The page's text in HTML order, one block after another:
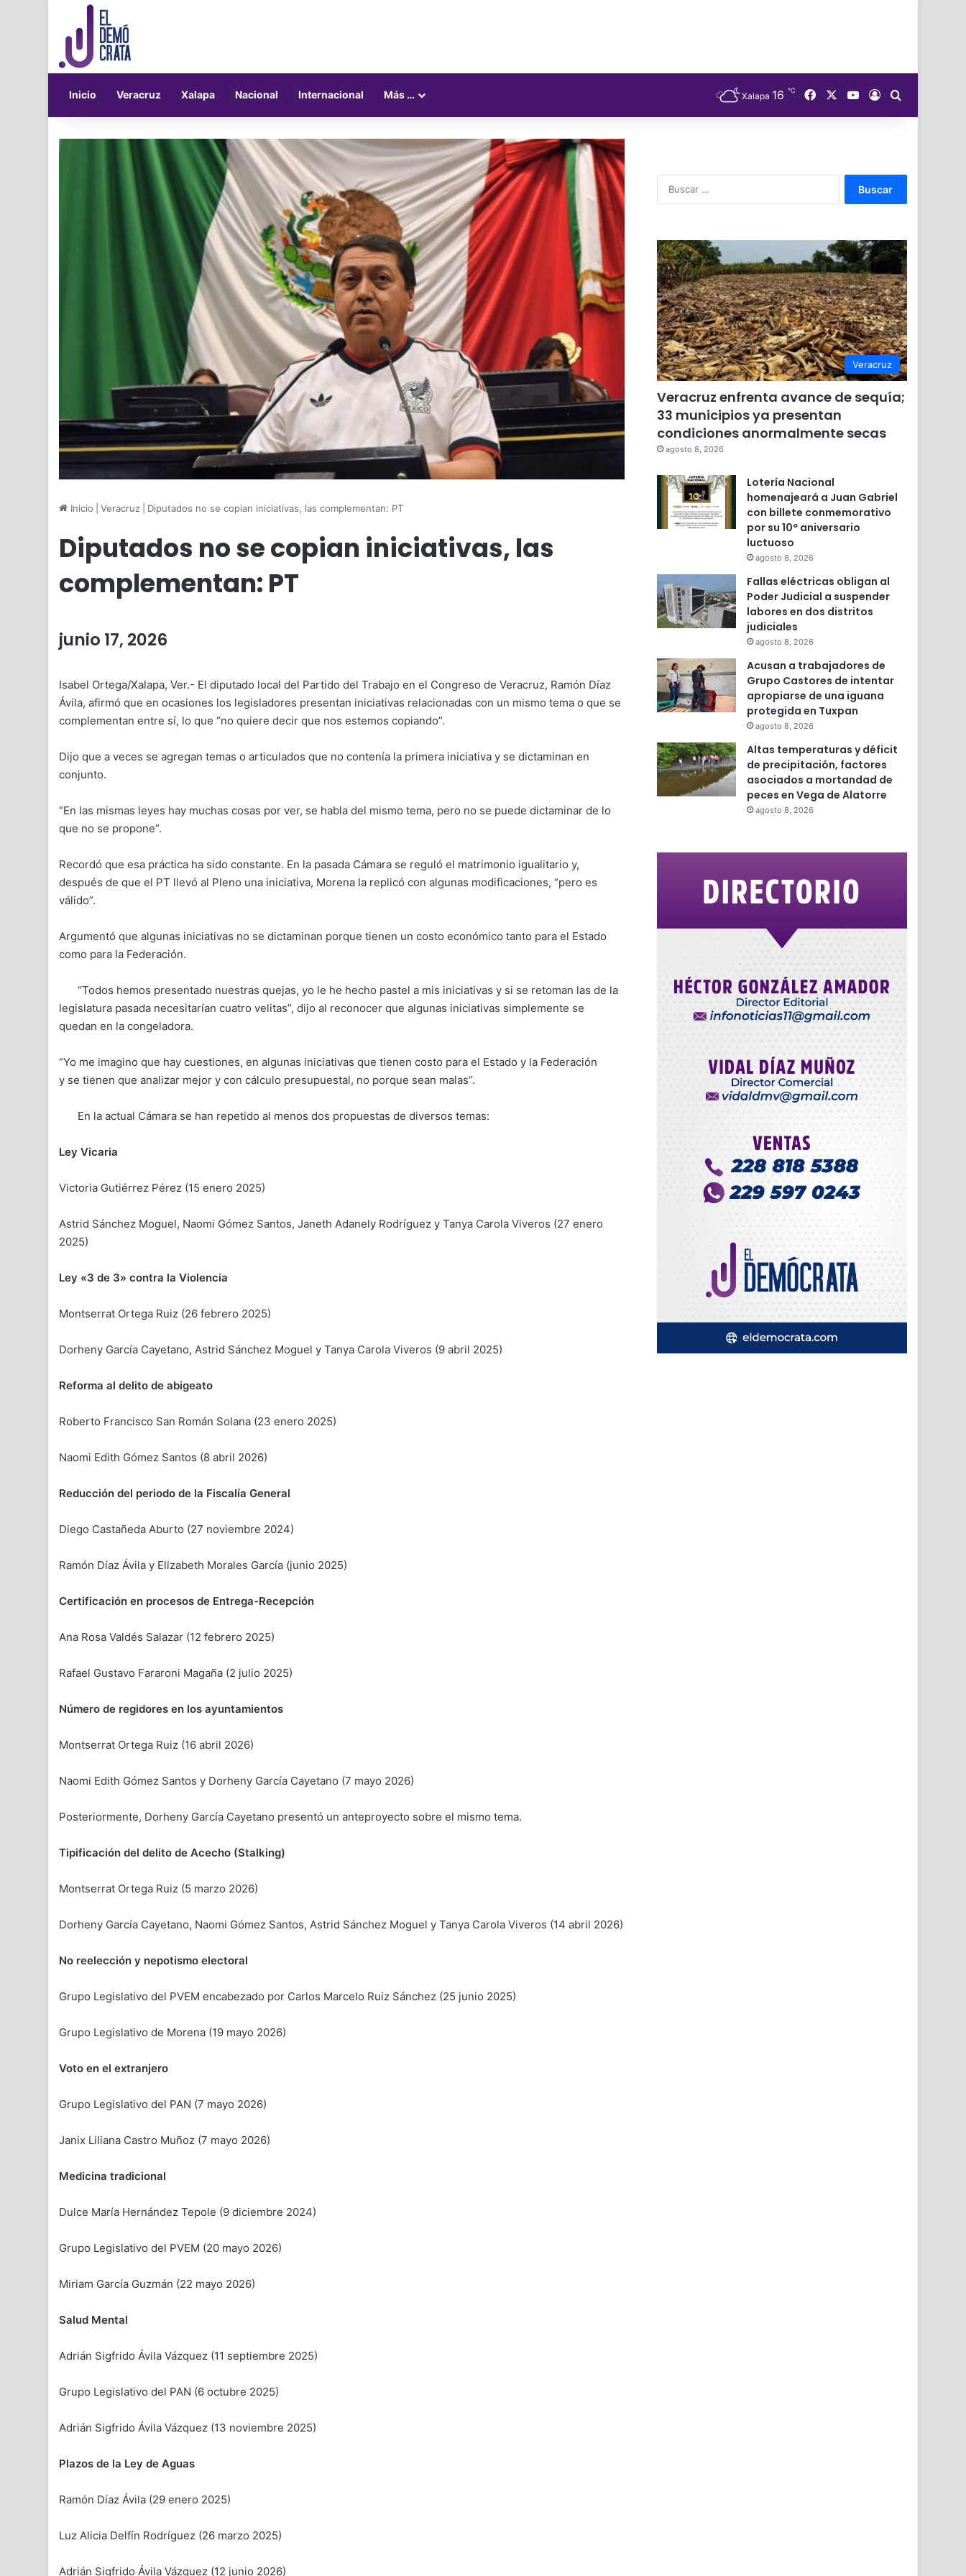
Inicio Veracruz Xalapa Nacional Internacional Más … Xalapa 16 ℃ FacebookYouTube
Acceso
Inicio Veracruz Diputados no se copian iniciativas, las complementan: PT
Diputados no se copian iniciativas, las
complementan: PT
junio 17, 2026
Isabel Ortega/Xalapa, Ver.- El diputado local del Partido del Trabajo en el Congreso de Veracruz, Ramón Díaz
Ávila, afirmó que en ocasiones los legisladores presentan iniciativas relacionadas con un mismo tema o que se
complementan entre sí, lo que “no quiere decir que nos estemos copiando”.
Dijo que a veces se agregan temas o articulados que no contenía la primera iniciativa y se dictaminan en
conjunto.
“En las mismas leyes hay muchas cosas por ver, se habla del mismo tema, pero no se puede dictaminar de lo
que no se propone”.
Recordó que esa práctica ha sido constante. En la pasada Cámara se reguló el matrimonio igualitario y,
después de que el PT llevó al Pleno una iniciativa, Morena la replicó con algunas modificaciones, “pero es
válido”.
Argumentó que algunas iniciativas no se dictaminan porque tienen un costo económico tanto para el Estado
como para la Federación.
“Todos hemos presentado nuestras quejas, yo le he hecho pastel a mis iniciativas y si se retoman las de la
legislatura pasada necesitarían cuatro velitas”, dijo al reconocer que algunas iniciativas simplemente se
quedan en la congeladora.
“Yo me imagino que hay cuestiones, en algunas iniciativas que tienen costo para el Estado y la Federación
y se tienen que analizar mejor y con cálculo presupuestal, no porque sean malas”.
En la actual Cámara se han repetido al menos dos propuestas de diversos temas:
Ley Vicaria
Victoria Gutiérrez Pérez (15 enero 2025)
Astrid Sánchez Moguel, Naomi Gómez Santos, Janeth Adanely Rodríguez y Tanya Carola Viveros (27 enero
2025)
Ley «3 de 3» contra la Violencia
Montserrat Ortega Ruiz (26 febrero 2025)
Dorheny García Cayetano, Astrid Sánchez Moguel y Tanya Carola Viveros (9 abril 2025)
Reforma al delito de abigeato
Roberto Francisco San Román Solana (23 enero 2025)
Naomi Edith Gómez Santos (8 abril 2026)
Reducción del periodo de la Fiscalía General
Diego Castañeda Aburto (27 noviembre 2024)
Ramón Díaz Ávila y Elizabeth Morales García (junio 2025)
Certificación en procesos de Entrega-Recepción
Ana Rosa Valdés Salazar (12 febrero 2025)
Rafael Gustavo Fararoni Magaña (2 julio 2025)
Número de regidores en los ayuntamientos
Montserrat Ortega Ruiz (16 abril 2026)
Naomi Edith Gómez Santos y Dorheny García Cayetano (7 mayo 2026)
Posteriormente, Dorheny García Cayetano presentó un anteproyecto sobre el mismo tema.
Tipificación del delito de Acecho (Stalking)
Montserrat Ortega Ruiz (5 marzo 2026)
Dorheny García Cayetano, Naomi Gómez Santos, Astrid Sánchez Moguel y Tanya Carola Viveros (14 abril 2026)
No reelección y nepotismo electoral
Grupo Legislativo del PVEM encabezado por Carlos Marcelo Ruiz Sánchez (25 junio 2025)
Grupo Legislativo de Morena (19 mayo 2026)
Voto en el extranjero
Grupo Legislativo del PAN (7 mayo 2026)
Janix Liliana Castro Muñoz (7 mayo 2026)
Medicina tradicional
Dulce María Hernández Tepole (9 diciembre 2024)
Grupo Legislativo del PVEM (20 mayo 2026)
Miriam García Guzmán (22 mayo 2026)
Salud Mental
Adrián Sigfrido Ávila Vázquez (11 septiembre 2025)
Grupo Legislativo del PAN (6 octubre 2025)
Adrián Sigfrido Ávila Vázquez (13 noviembre 2025)
Plazos de la Ley de Aguas
Ramón Díaz Ávila (29 enero 2025)
Luz Alicia Delfín Rodríguez (26 marzo 2025)
Adrián Sigfrido Ávila Vázquez (12 junio 2026)
Veracruz
Veracruz enfrenta avance de sequía;
33 municipios ya presentan
condiciones anormalmente secas
agosto 8, 2026
Lotería Nacional
homenajeará a Juan Gabriel
con billete conmemorativo
por su 10º aniversario
luctuoso
agosto 8, 2026
Fallas eléctricas obligan al
Poder Judicial a suspender
labores en dos distritos
judiciales
agosto 8, 2026
Acusan a trabajadores de
Grupo Castores de intentar
apropiarse de una iguana
protegida en Tuxpan
agosto 8, 2026
Altas temperaturas y déficit
de precipitación, factores
asociados a mortandad de
peces en Vega de Alatorre
agosto 8, 2026